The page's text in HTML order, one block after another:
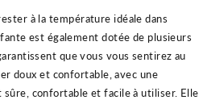
à la température idéale dans
est également dotée de plusieurs
que vous vous sentirez au
doux et confortable avec une
sûre, confortable et facile à utiliser. Elle